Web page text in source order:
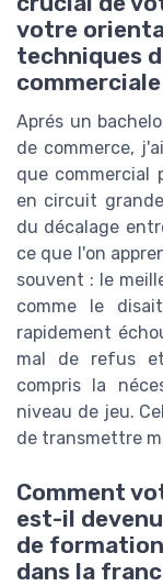
votre
techniques
Aprés un
de commerce,
que commercial
en circuit
du décalage
ce que l'on
souvent : le
comme le
rapidement
mal de refus
compris la
niveau de jeu.
de transmettre
Comment
est-il
de
dans la